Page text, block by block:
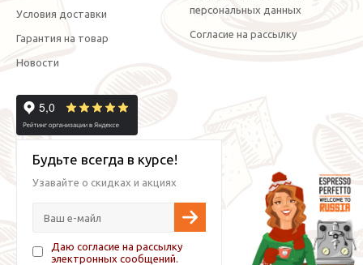
Условия доставки
Гарантия на товар
Новости
персональных данных
Согласие на рассылку
Будьте всегда в курсе!
Узавайте о скидках и акциях
Даю согласие на рассылку
электронных сообщений.